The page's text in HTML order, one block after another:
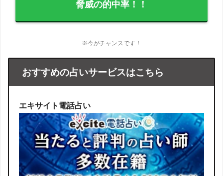
脅威の的中率！！
※今がチャンスです！
おすすめの占いサービスはこちら
エキサイト電話占い